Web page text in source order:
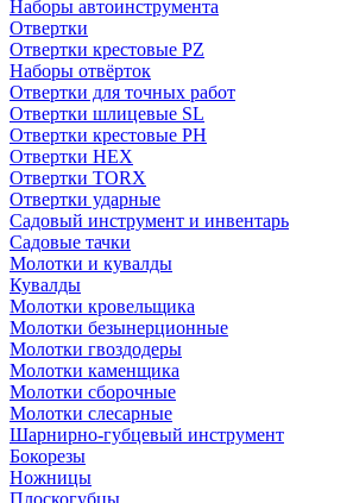
Наборы автоинструмента
Отвертки
Отвертки крестовые PZ
Наборы отвёрток
Отвертки для точных работ
Отвертки шлицевые SL
Отвертки крестовые PH
Отвертки HEX
Отвертки TORX
Отвертки ударные
Садовый инструмент и инвентарь
Садовые тачки
Молотки и кувалды
Кувалды
Молотки кровельщика
Молотки безынерционные
Молотки гвоздодеры
Молотки каменщика
Молотки сборочные
Молотки слесарные
Шарнирно-губцевый инструмент
Бокорезы
Ножницы
Плоскогубцы